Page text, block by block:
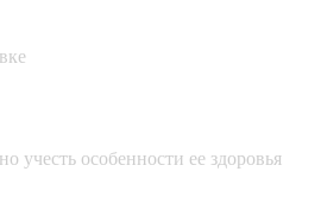
учесть особенности ее здоровья